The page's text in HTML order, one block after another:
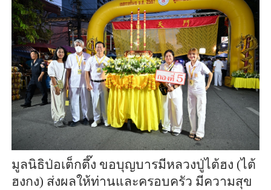
มูลนิธิป่อเต็กตึ๊ง ขอบุญบารมีหลวงปู่ไต้ฮง (ไต้
ฮงกง) ส่งผลให้ท่านและครอบครัว มีความสุข